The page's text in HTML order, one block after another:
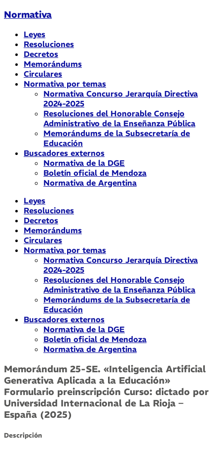
Normativa
Leyes
Resoluciones
Decretos
Memorándums
Circulares
Normativa por temas
Normativa Concurso Jerarquía Directiva
2024-2025
Resoluciones del Honorable Consejo
Administrativo de la Enseñanza Pública
Memorándums de la Subsecretaría de
Educación
Buscadores externos
Normativa de la DGE
Boletín oficial de Mendoza
Normativa de Argentina
Leyes
Resoluciones
Decretos
Memorándums
Circulares
Normativa por temas
Normativa Concurso Jerarquía Directiva
2024-2025
Resoluciones del Honorable Consejo
Administrativo de la Enseñanza Pública
Memorándums de la Subsecretaría de
Educación
Buscadores externos
Normativa de la DGE
Boletín oficial de Mendoza
Normativa de Argentina
Memorándum 25-SE. «Inteligencia Artificial
Generativa Aplicada a la Educación»
Formulario preinscripción Curso: dictado por
Universidad Internacional de La Rioja –
España (2025)
Descripción